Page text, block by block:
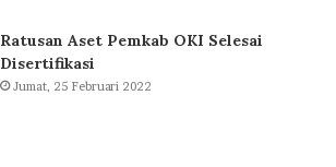
Ratusan Aset Pemkab OKI Selesai
Disertifikasi
Jumat, 25 Februari 2022